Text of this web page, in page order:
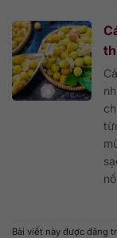
Bài viết này được đăng